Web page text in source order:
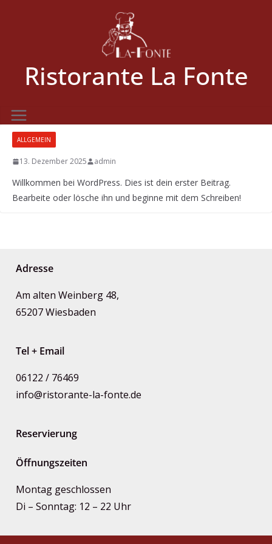
Ristorante La Fonte
ALLGEMEIN
13. Dezember 2025 admin
Willkommen bei WordPress. Dies ist dein erster Beitrag.
Bearbeite oder lösche ihn und beginne mit dem Schreiben!
Adresse
Am alten Weinberg 48,
65207 Wiesbaden
Tel + Email
06122 / 76469
info@ristorante-la-fonte.de
Reservierung
Öffnungszeiten
Montag geschlossen
Di – Sonntag: 12 – 22 Uhr